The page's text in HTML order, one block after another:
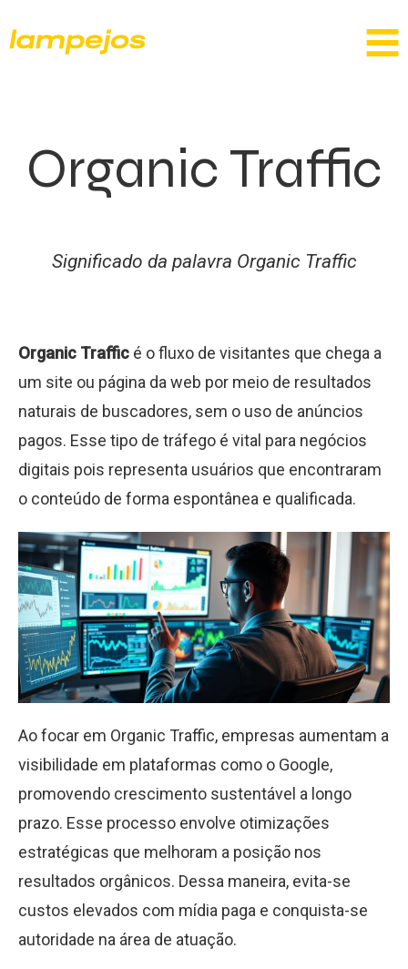
Organic Traffic
Significado da palavra Organic Traffic
Organic Traffic é o fluxo de visitantes que chega a
um site ou página da web por meio de resultados
naturais de buscadores, sem o uso de anúncios
pagos. Esse tipo de tráfego é vital para negócios
digitais pois representa usuários que encontraram
o conteúdo de forma espontânea e qualificada.
Ao focar em Organic Traffic, empresas aumentam a
visibilidade em plataformas como o Google,
promovendo crescimento sustentável a longo
prazo. Esse processo envolve otimizações
estratégicas que melhoram a posição nos
resultados orgânicos. Dessa maneira, evita-se
custos elevados com mídia paga e conquista-se
autoridade na área de atuação.